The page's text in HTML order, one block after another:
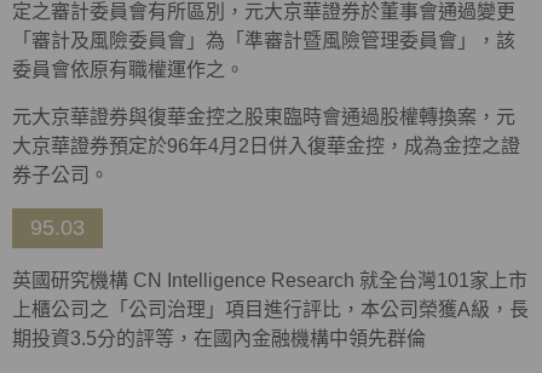
定之審計委員會有所區別，元大京華證券於董事會通過變更
「審計及風險委員會」為「準審計暨風險管理委員會」，該
委員會依原有職權運作之。
元大京華證券與復華金控之股東臨時會通過股權轉換案，元
大京華證券預定於96年4月2日併入復華金控，成為金控之證
券子公司。
95.03
英國研究機構 CN Intelligence Research 就全台灣101家上市
上櫃公司之「公司治理」項目進行評比，本公司榮獲A級，長
期投資3.5分的評等，在國內金融機構中領先群倫